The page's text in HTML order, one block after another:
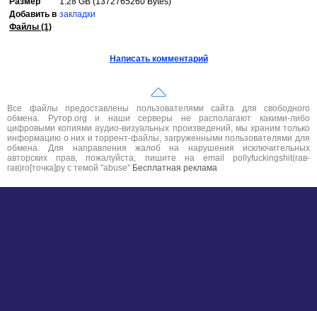
Добавить в закладки
Файлы (1)
Написать комментарий
Все файлы предоставлены пользователями сайта для свободного
обмена. Рутор.org и наши серверы не располагают какими-либо
цифровыми копиями аудио-визуальных произведений, мы храним только
информацию о них и торрент-файлы, загруженными пользователями для
обмена. Для направления жалоб на нарушения исключительных
авторских прав, пожалуйста, пишите на email pollyfuckingshit(гав-
гав)ro[точка]ру с темой "abuse" Бесплатная реклама